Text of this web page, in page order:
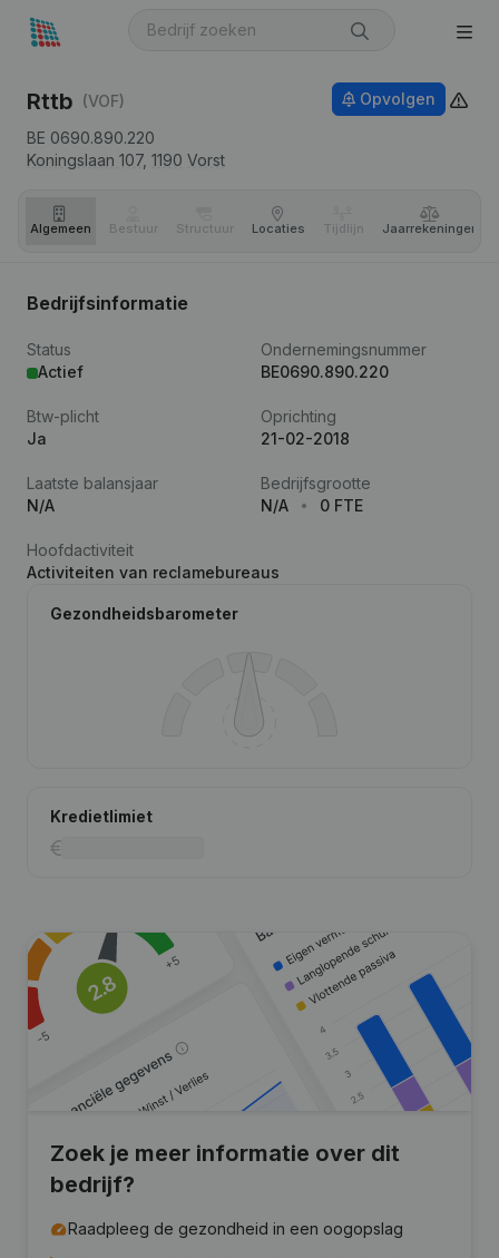
Rttb (VOF)
BE 0690.890.220
Koningslaan 107, 1190 Vorst
Opvolgen
Algemeen Bestuur Structuur Locaties Tijdlijn Jaar­rekeningen
Bedrijfsinformatie
Status
Actief
Ondernemingsnummer
BE0690.890.220
Btw-plicht
Ja
Oprichting
21-02-2018
Laatste balansjaar
N/A
Bedrijfsgrootte
N/A
0 FTE
Hoofdactiviteit
Activiteiten van reclamebureaus
Gezondheidsbarometer
Kredietlimiet
Zoek je meer informatie over dit
bedrijf?
Raadpleeg de gezondheid in een oogopslag